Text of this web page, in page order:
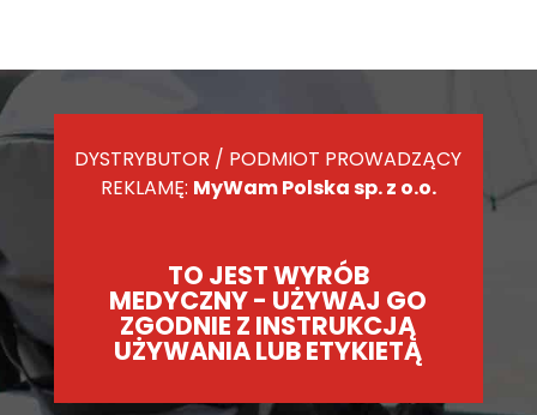
DYSTRYBUTOR / PODMIOT PROWADZĄCY
REKLAMĘ: MyWam Polska sp. z o.o.
TO JEST WYRÓB
MEDYCZNY - UŻYWAJ GO
ZGODNIE Z INSTRUKCJĄ
UŻYWANIA LUB ETYKIETĄ